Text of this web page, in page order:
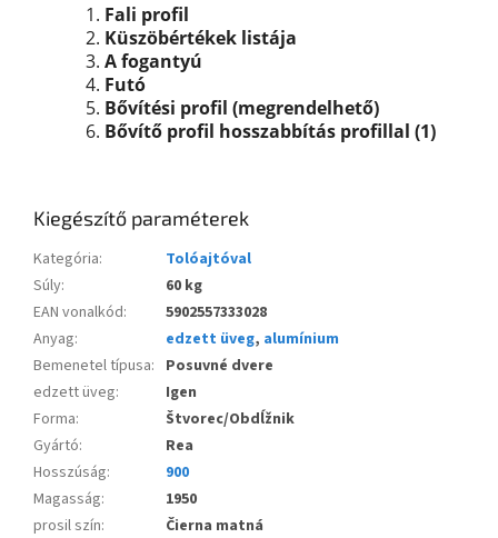
Fali profil
Küszöbértékek listája
A fogantyú
Futó
Bővítési profil (megrendelhető)
Bővítő profil hosszabbítás profillal (1)
Kiegészítő paraméterek
Kategória:
Tolóajtóval
Súly:
60 kg
EAN vonalkód:
5902557333028
Anyag: edzett üveg, alumínium
Bemenetel típusa: Posuvné dvere
edzett üveg:
Igen
Forma:
Štvorec/Obdĺžnik
Gyártó:
Rea
Hosszúság:
900
Magasság:
1950
prosil szín:
Čierna matná